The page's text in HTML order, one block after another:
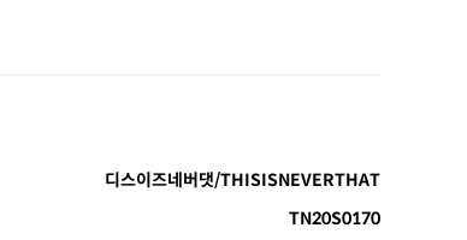
디스이즈네버댓/THISISNEVERTHAT
TN20S0170